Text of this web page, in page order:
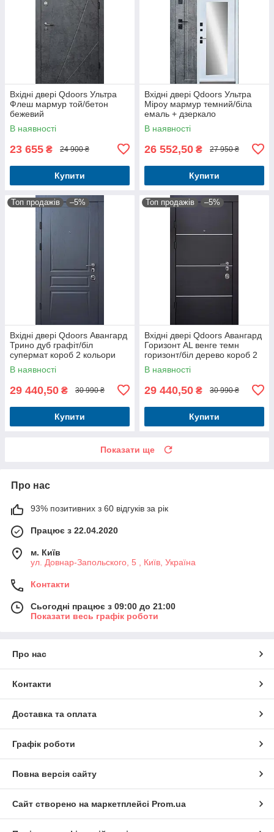
Вхідні двері Qdoors Ультра
Флеш мармур той/бетон
бежевий
В наявності
23 655 ₴ 24 900 ₴
Купити
Вхідні двері Qdoors Ультра
Міроу мармур темний/біла
емаль + дзеркало
В наявності
26 552,50 ₴ 27 950 ₴
Купити
Топ продажів –5%
Вхідні двері Qdoors Авангард
Трино дуб графіт/біл
супермат короб 2 кольори
В наявності
29 440,50 ₴ 30 990 ₴
Купити
Топ продажів –5%
Вхідні двері Qdoors Авангард
Горизонт AL венге темн
горизонт/біл дерево короб 2
кольори
В наявності
29 440,50 ₴ 30 990 ₴
Купити
Показати ще
Про нас
93% позитивних з 60 відгуків за рік
Працює з 22.04.2020
м. Київ
ул. Довнар-Запольского, 5 , Київ, Україна
Контакти
Сьогодні працює з 09:00 до 21:00
Показати весь графік роботи
Про нас
Контакти
Доставка та оплата
Графік роботи
Повна версія сайту
Сайт створено на маркетплейсі Prom.ua